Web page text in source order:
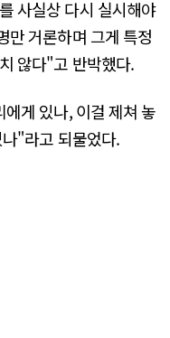
사실상 다시 실시해야
만 거론하며 그게 특정
않다"고 반박했다.
게 있나, 이걸 제쳐 놓
"라고 되물었다.